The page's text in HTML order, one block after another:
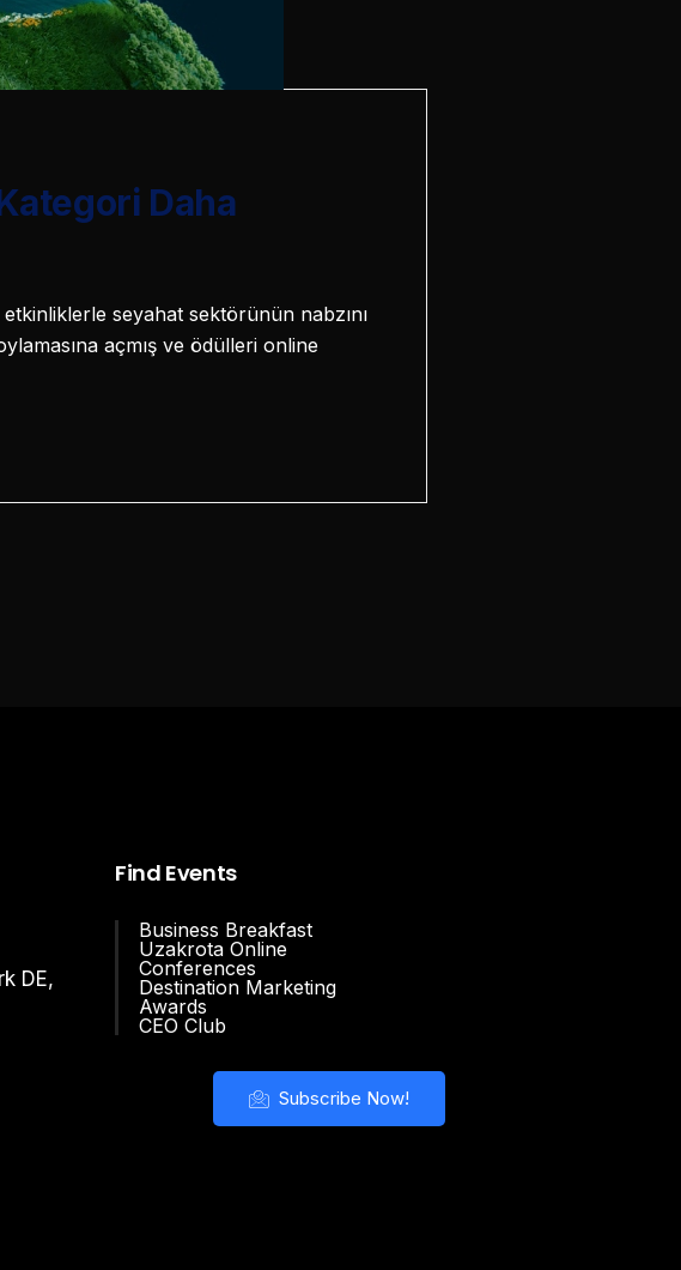
Daha
seyahat sektörünün nabzını
açmış ve ödülleri online
DE,
Find Events
Business Breakfast
Uzakrota Online
Conferences
Destination Marketing
Awards
CEO Club
Subscribe Now!